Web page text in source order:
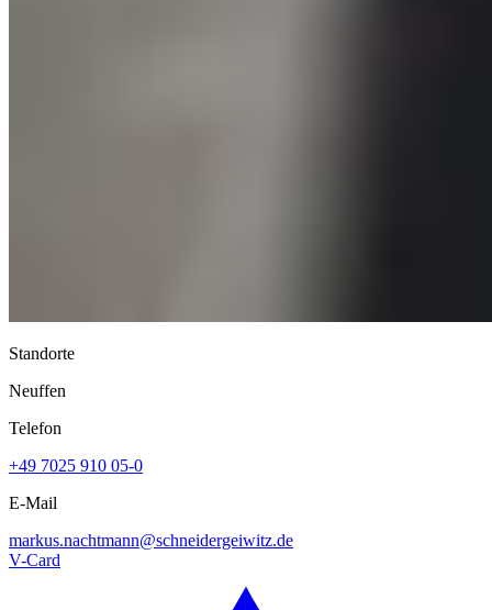
Standorte
Neuffen
Telefon
+49 7025 910 05-0
E-Mail
markus.nachtmann@schneidergeiwitz.de
V-Card